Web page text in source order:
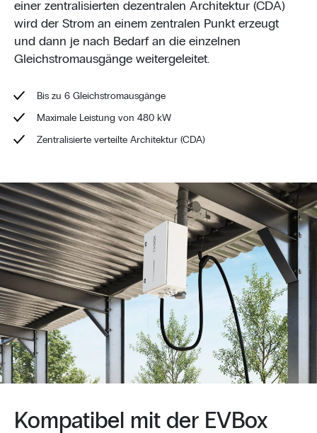
einer zentralisierten dezentralen Architektur (CDA)
wird der Strom an einem zentralen Punkt erzeugt
und dann je nach Bedarf an die einzelnen
Gleichstromausgänge weitergeleitet.
Bis zu 6 Gleichstromausgänge
Maximale Leistung von 480 kW
Zentralisierte verteilte Architektur (CDA)
Kompatibel mit der EVBox